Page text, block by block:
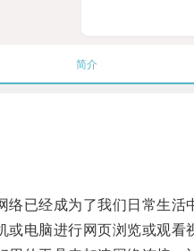
简介
已经成为了我们日常生活
电脑进行网页浏览或观看